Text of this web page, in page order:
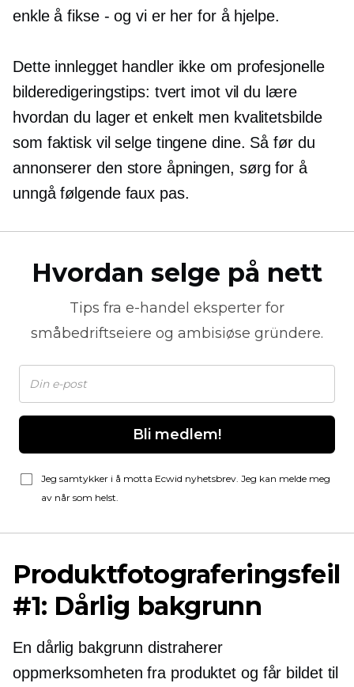
enkle å fikse - og vi er her for å hjelpe.
Dette innlegget handler ikke om profesjonelle
bilderedigeringstips: tvert imot vil du lære
hvordan du lager et enkelt men kvalitetsbilde
som faktisk vil selge tingene dine. Så før du
annonserer den store åpningen, sørg for å
unngå følgende faux pas.
Hvordan selge på nett
Tips fra e-handel eksperter for
småbedriftseiere og ambisiøse gründere.
Bli medlem!
Jeg samtykker i å motta Ecwid nyhetsbrev. Jeg kan melde meg
av når som helst.
Produktfotograferingsfeil
#1: Dårlig bakgrunn
En dårlig bakgrunn distraherer
oppmerksomheten fra produktet og får bildet til